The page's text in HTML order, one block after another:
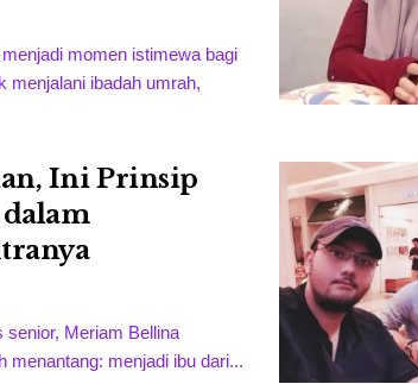
momen istimewa bagi
menjalani ibadah umrah,
Ini Prinsip
Meriam Bellina
menantang: menjadi ibu dari...